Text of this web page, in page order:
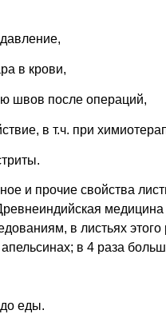
в крови,
швов после операций,
в т.ч. при
и прочие свойства
в листьях
в 4 раза
еды.